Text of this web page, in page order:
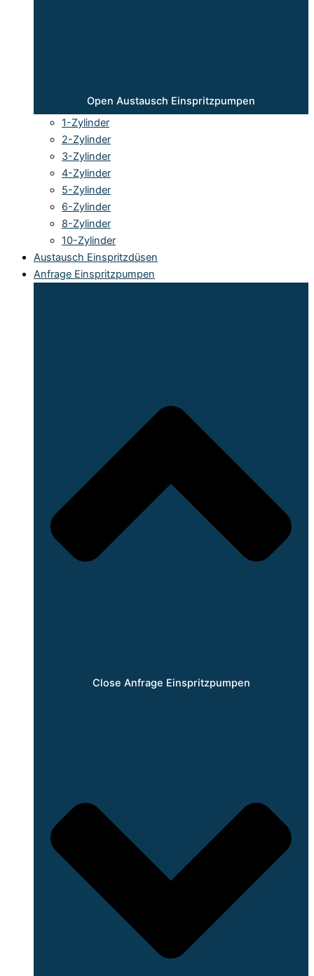
Open Austausch Einspritzpumpen
1-Zylinder
2-Zylinder
3-Zylinder
4-Zylinder
5-Zylinder
6-Zylinder
8-Zylinder
10-Zylinder
Austausch Einspritzdüsen
Anfrage Einspritzpumpen
Close Anfrage Einspritzpumpen